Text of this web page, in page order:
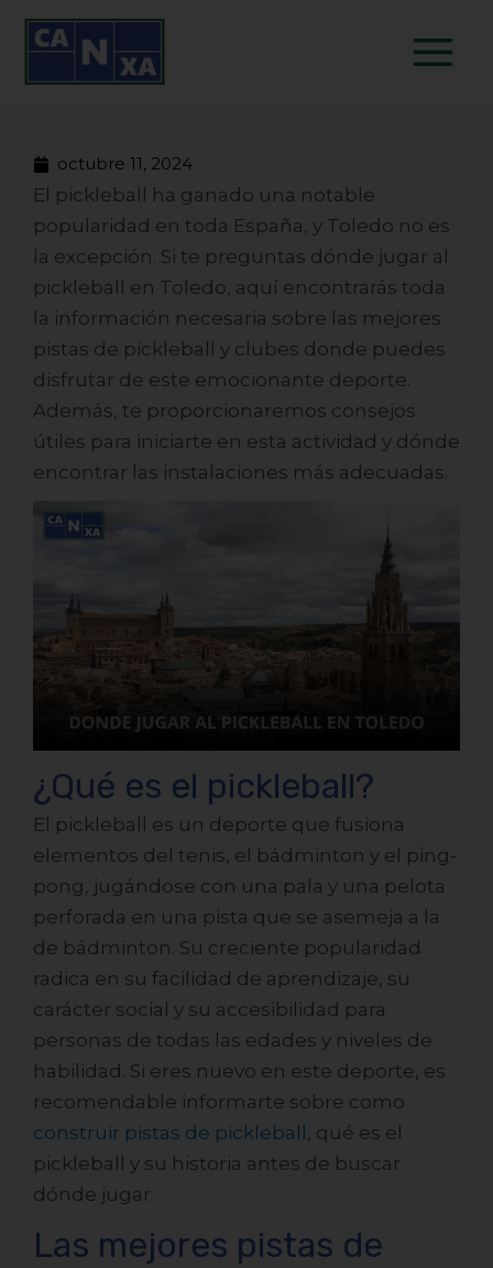
contenido
Menu
octubre 11, 2024
El pickleball ha ganado una notable
popularidad en toda España, y Toledo no es
la excepción. Si te preguntas dónde jugar al
pickleball en Toledo, aquí encontrarás toda
la información necesaria sobre las mejores
pistas de pickleball
y clubes donde puedes
disfrutar de este emocionante deporte.
Además, te proporcionaremos consejos
útiles para iniciarte en esta actividad y dónde
encontrar las instalaciones más adecuadas.
¿Qué es el pickleball?
El pickleball es un deporte que fusiona
elementos del tenis, el bádminton y el ping-
pong, jugándose con una pala y una pelota
perforada en una pista que se asemeja a la
de bádminton. Su creciente popularidad
radica en su facilidad de aprendizaje, su
carácter social y su accesibilidad para
personas de todas las edades y niveles de
habilidad. Si eres nuevo en este deporte, es
recomendable informarte sobre como
construir pistas de pickleball , qué es el
pickleball
y su historia antes de buscar
dónde jugar.
Las mejores pistas de